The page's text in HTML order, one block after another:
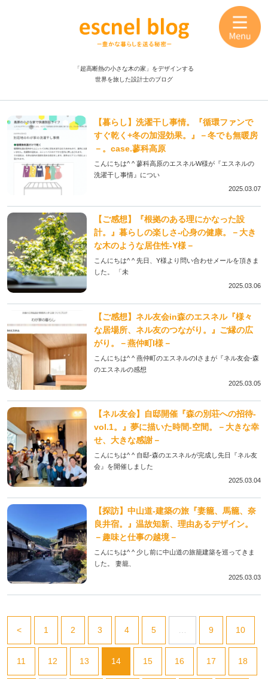
「超高断熱の小さな木の家」をデザインする
世界を旅した設計士のブログ
【暮らし】洗濯干し事情。『循環ファンで
すぐ乾く+冬の加湿効果。』－冬でも無暖房
－。case.蓼科高原
こんにちは^ ^ 蓼科高原のエスネルW様が『エスネルの
洗濯干し事情』につい
2025.03.07
【ご感想】『根拠のある理にかなった設
計。』暮らしの楽しさ-心身の健康。－大き
な木のような居住性-Y様－
こんにちは^ ^ 先日、Y様より問い合わせメールを頂きま
した。 「未
2025.03.06
【ご感想】ネル友会in森のエスネル『様々
な居場所、ネル友のつながり。』ご縁の広
がり。－燕仲町I様－
こんにちは^ ^ 燕仲町のエスネルのIさまが『ネル友会-森
のエスネルの感想
2025.03.05
【ネル友会】自邸開催『森の別荘への招待-
vol.1。』夢に描いた時間-空間。－大きな幸
せ、大きな感謝－
こんにちは^ ^ 自邸-森のエスネルが完成し先日『ネル友
会』を開催しました
2025.03.04
【探訪】中山道-建築の旅『妻籠、馬籠、奈
良井宿。』温故知新、理由あるデザイン。
－趣味と仕事の越境－
こんにちは^ ^ 少し前に中山道の旅籠建築を巡ってきま
した。 妻籠、
2025.03.03
< 1 2 3 4 5 … 9 10
11 12 13 14 15 16 17 18